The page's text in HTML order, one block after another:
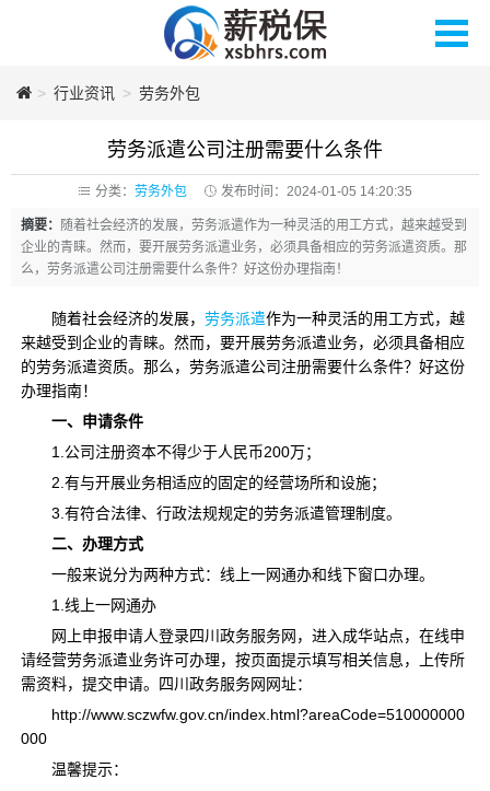
薪税保人力
> 行业资讯 > 劳务外包
劳务派遣公司注册需要什么条件
分类： 劳务外包 发布时间：2024-01-05 14:20:35
摘要：
随着社会经济的发展，劳务派遣作为一种灵活的用工方式，越来越受到
企业的青睐。然而，要开展劳务派遣业务，必须具备相应的劳务派遣资质。那
么，劳务派遣公司注册需要什么条件？好这份办理指南！
随着社会经济的发展， 劳务派遣作为一种灵活的用工方式，越
来越受到企业的青睐。然而，要开展劳务派遣业务，必须具备相应
的劳务派遣资质。那么，劳务派遣公司注册需要什么条件？好这份
办理指南！
一、 申请条件
1.公司注册资本不得少于人民币200万；
2.有与开展业务相适应的固定的经营场所和设施；
3.有符合法律、行政法规规定的劳务派遣管理制度。
二、 办理方式
一般来说分为两种方式：线上一网通办和线下窗口办理。
1.线上一网通办
网上申报申请人登录四川政务服务网，进入成华站点，在线申
请经营劳务派遣业务许可办理，按页面提示填写相关信息，上传所
需资料，提交申请。四川政务服务网网址：
http://www.sczwfw.gov.cn/index.html?areaCode=510000000
000
温馨提示：